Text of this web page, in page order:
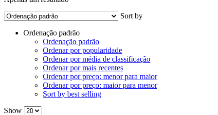
Sort by
Ordenação padrão
Ordenação padrão
Ordenar por popularidade
Ordenar por média de classificação
Ordenar por mais recentes
Ordenar por preço: menor para maior
Ordenar por preço: maior para menor
Sort by best selling
Show